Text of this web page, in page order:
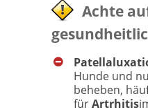
Achte
Hunde und
beheben,
fürArtrhitis